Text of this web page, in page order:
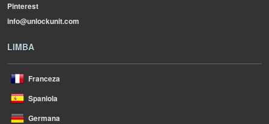
Pinterest
info@unlockunit.com
LIMBA
Franceza
Spaniola
Germana